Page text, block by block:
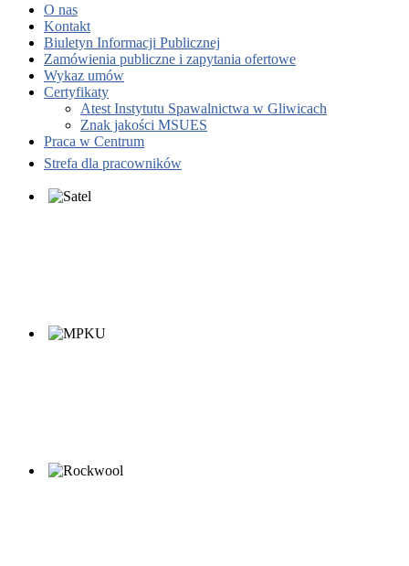
O nas
Kontakt
Biuletyn Informacji Publicznej
Zamówienia publiczne i zapytania ofertowe
Wykaz umów
Certyfikaty
Atest Instytutu Spawalnictwa w Gliwicach
Znak jakości MSUES
Praca w Centrum
Strefa dla pracowników